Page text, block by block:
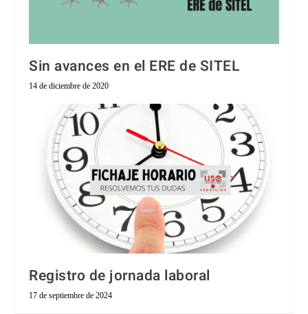
Sin avances en el ERE de SITEL
14 de diciembre de 2020
Registro de jornada laboral
17 de septiembre de 2024